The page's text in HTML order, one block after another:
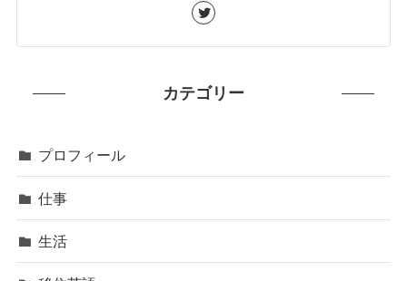
カテゴリー
プロフィール
仕事
生活